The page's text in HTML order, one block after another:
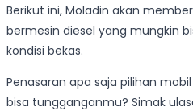
Berikut ini, Moladin akan
bermesin diesel yang mungkin
kondisi bekas.
Penasaran apa saja pilihan
bisa tungganganmu? Simak